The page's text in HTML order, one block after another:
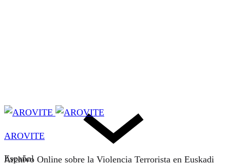
Español
AROVITE
Archivo Online sobre la Violencia Terrorista en Euskadi